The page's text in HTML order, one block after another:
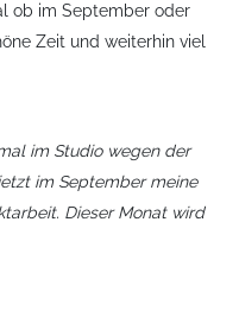
ob im September oder
Zeit und weiterhin viel
im Studio wegen der
im September meine
Dieser Monat wird